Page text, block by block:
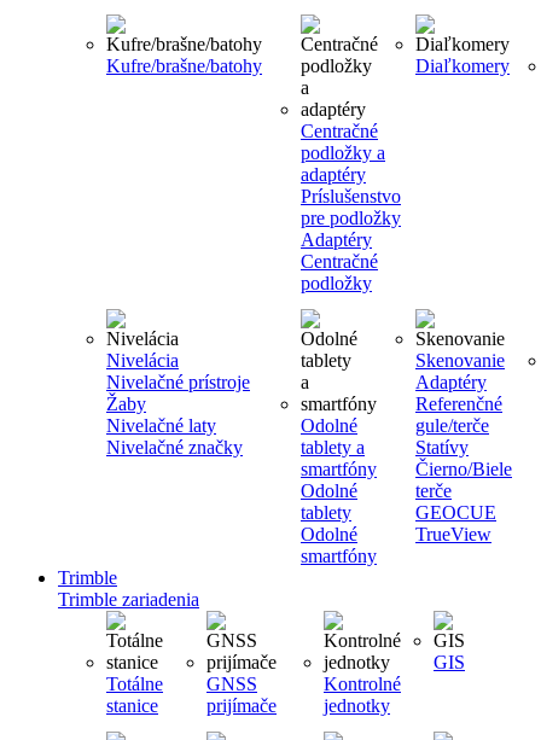
Kufre/brašne/batohy
Centračné
podložky a
adaptéry
Príslušenstvo
pre podložky
Adaptéry
Centračné
podložky
Diaľkomery
Nivelácia
Nivelačné prístroje
Žaby
Nivelačné laty
Nivelačné značky
Odolné
tablety a
smartfóny
Odolné
tablety
Odolné
smartfóny
Skenovanie
Adaptéry
Referenčné
gule/terče
Statívy
Čierno/Biele
terče
GEOCUE
TrueView
Trimble
Trimble zariadenia
Totálne
stanice
GNSS
prijímače
Kontrolné
jednotky
GIS